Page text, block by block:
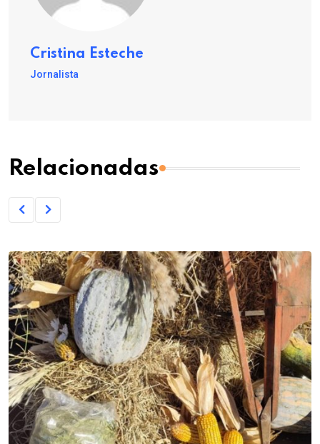
Cristina Esteche
Jornalista
Relacionadas